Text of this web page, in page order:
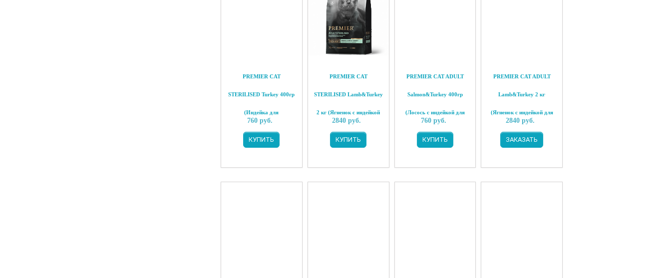
PREMIER CAT
STERILISED Turkey 400гр
(Индейка для
760 руб.
КУПИТЬ
PREMIER CAT
STERILISED Lamb&Turkey
2 кг (Ягненок с индейкой
кошек)
2840 руб.
КУПИТЬ
PREMIER CAT ADULT
Salmon&Turkey 400гр
(Лосось с индейкой для
760 руб.
КУПИТЬ
PREMIER CAT ADULT
Lamb&Turkey 2 кг
(Ягненок с индейкой для
2840 руб.
ЗАКАЗАТЬ